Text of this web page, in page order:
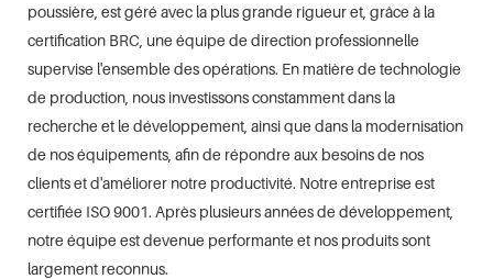
poussière, est géré avec la plus grande rigueur et, grâce à la
certification BRC, une équipe de direction professionnelle
supervise l'ensemble des opérations. En matière de technologie
de production, nous investissons constamment dans la
recherche et le développement, ainsi que dans la modernisation
de nos équipements, afin de répondre aux besoins de nos
clients et d'améliorer notre productivité. Notre entreprise est
certifiée ISO 9001. Après plusieurs années de développement,
notre équipe est devenue performante et nos produits sont
largement reconnus.